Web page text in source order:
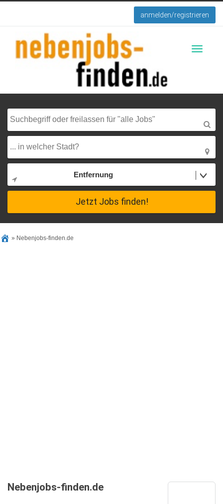
anmelden/registrieren
Entfernung
Jetzt Jobs finden!
» Nebenjobs-finden.de
Nebenjobs-finden.de